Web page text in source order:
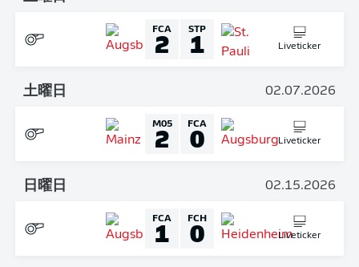
FCA
2 STP
1 Liveticker
土曜日 02.07.2026
M05
2 FCA
0 Liveticker
日曜日 02.15.2026
FCA
1 FCH
0 Liveticker